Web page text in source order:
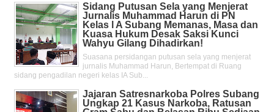
Sidang Putusan Sela yang Menjerat
Jurnalis Muhammad Harun di PN
Kelas l A Subang Memanas, Masa dan
Kuasa Hukum Desak Saksi Kunci
Wahyu Gilang Dihadirkan!
Suasana persidangan putusan sela yang menjerat
jurnalis Muhammad Harun, Bertempat di Ruang
sidang pengadilan negeri kelas IA Sub...
Jajaran Satresnarkoba Polres Subang
Ungkap 21 Kasus Narkoba, Ratusan